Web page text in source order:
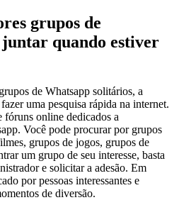
grupos de
quando estiver
de Whatsapp solitários, a
uma pesquisa rápida na internet.
fóruns online dedicados a
Você pode procurar por grupos
grupos de jogos, grupos de
um grupo de seu interesse, basta
e solicitar a adesão. Em
por pessoas interessantes e
de diversão.